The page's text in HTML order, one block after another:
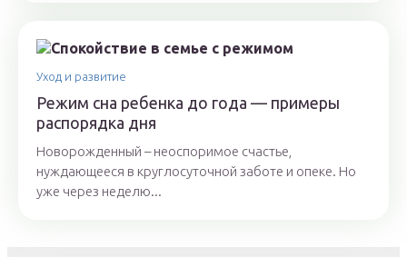
Уход и развитие
Режим сна ребенка до года — примеры
распорядка дня
Новорожденный – неоспоримое счастье,
нуждающееся в круглосуточной заботе и опеке. Но
уже через неделю...